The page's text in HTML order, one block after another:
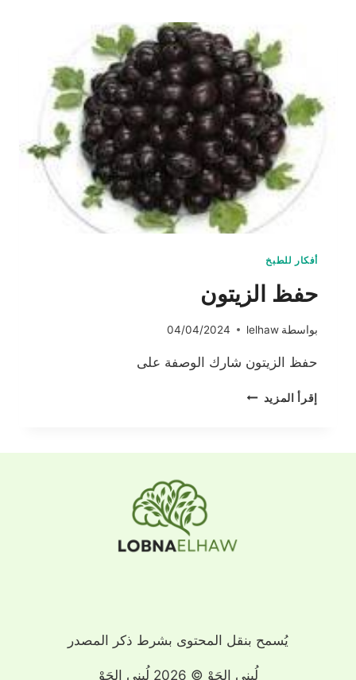
أفكار للطبخ
حفظ الزيتون
بواسطة lelhaw
04/04/2024
حفظ الزيتون شارك الوصفة على
إقرأ المزيد حفظ
يُسمح بنقل المحتوى بشرط ذكر المصدر
لُبنى الحَوْ © 2026 لُبنى الحَوْ